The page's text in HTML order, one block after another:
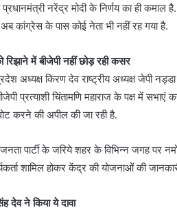
प्रधानमंत्री नरेंद्र मोदी के निर्णय का ही
कांग्रेस के पास कोई नेता भी नहीं रह गया है.
रिझाने में बीजेपी नहीं छोड़ रही कसर
अध्यक्ष किरण देव राष्ट्रीय अध्यक्ष जेपी
प्रत्याशी चिंतामणि महाराज के पक्ष में
करने की अपील की जा रही है.
पार्टी के जरिये शहर के विभिन्न जगह पर
शामिल होकर केंद्र की योजनाओं की
देव ने किया ये दावा